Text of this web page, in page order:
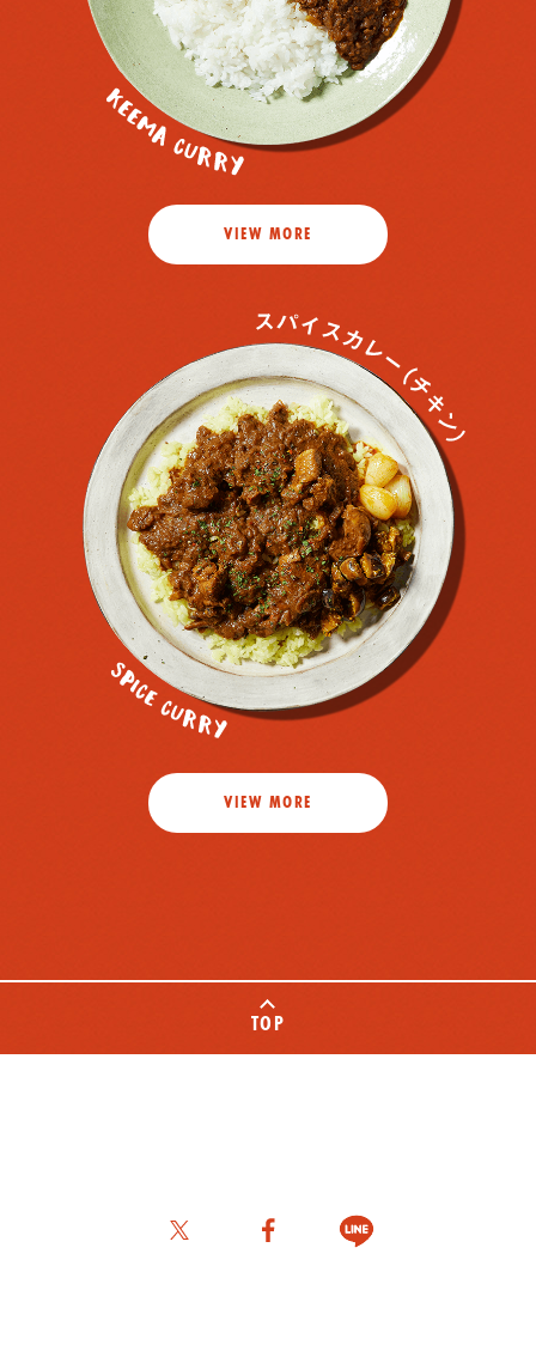
VIEW MORE
VIEW MORE
TOP